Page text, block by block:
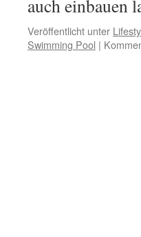
auch einbauen
Veröffentlicht unter
Swimming Pool |